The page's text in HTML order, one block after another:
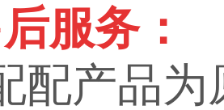
服务：
配产品